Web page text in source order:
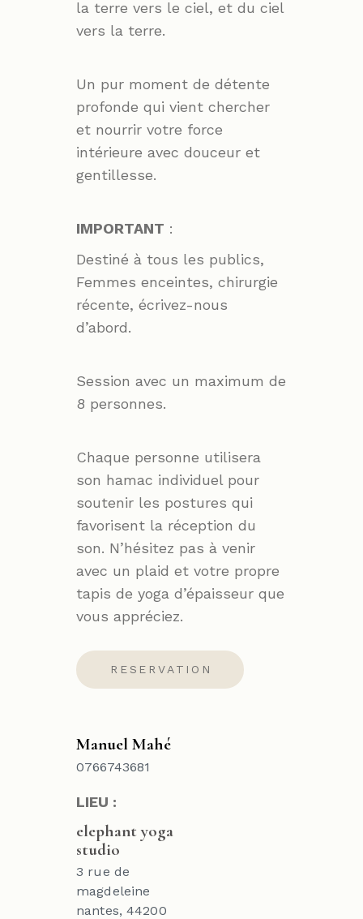
la terre vers le ciel, et du ciel
vers la terre.
Un pur moment de détente
profonde qui vient chercher
et nourrir votre force
intérieure avec douceur et
gentillesse.
IMPORTANT :
Destiné à tous les publics,
Femmes enceintes, chirurgie
récente, écrivez-nous
d’abord.
Session avec un maximum de
8 personnes.
Chaque personne utilisera
son hamac individuel pour
soutenir les postures qui
favorisent la réception du
son. N’hésitez pas à venir
avec un plaid et votre propre
tapis de yoga d’épaisseur que
vous appréciez.
RESERVATION
Manuel Mahé
0766743681
LIEU :
elephant yoga
studio
3 rue de
magdeleine
nantes, 44200